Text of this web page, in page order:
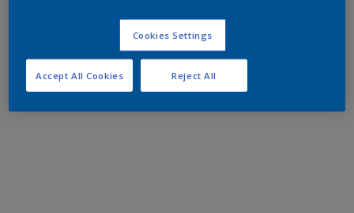
Cookies Settings
Reject All
Accept All Cookies